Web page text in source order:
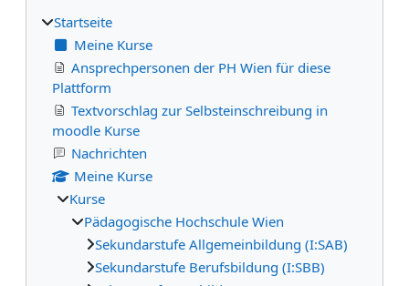
Startseite
Meine Kurse
Ansprechpersonen der PH Wien für diese
Plattform
Textvorschlag zur Selbsteinschreibung in
moodle Kurse
Nachrichten
Meine Kurse
Kurse
Pädagogische Hochschule Wien
Sekundarstufe Allgemeinbildung (I:SAB)
Sekundarstufe Berufsbildung (I:SBB)